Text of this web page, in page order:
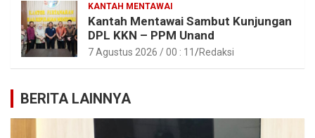
KANTAH MENTAWAI
Kantah Mentawai Sambut Kunjungan
DPL KKN – PPM Unand
7 Agustus 2026 / 00 : 11 Redaksi
BERITA LAINNYA